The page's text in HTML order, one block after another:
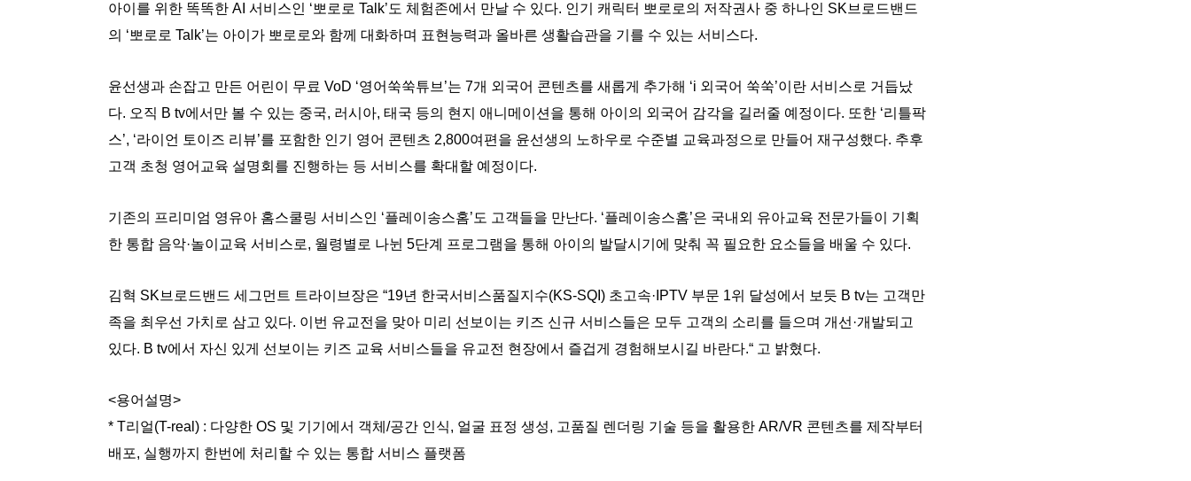
아이를 위한 똑똑한 AI 서비스인 ‘뽀로로 Talk’도 체험존에서 만날 수 있다. 인기 캐릭터 뽀로로의 저작권사 중 하나인 SK브로드밴드
의 ‘뽀로로 Talk’는 아이가 뽀로로와 함께 대화하며 표현능력과 올바른 생활습관을 기를 수 있는 서비스다.
윤선생과 손잡고 만든 어린이 무료 VoD ‘영어쑥쑥튜브’는 7개 외국어 콘텐츠를 새롭게 추가해 ‘i 외국어 쑥쑥’이란 서비스로 거듭났
다. 오직 B tv에서만 볼 수 있는 중국, 러시아, 태국 등의 현지 애니메이션을 통해 아이의 외국어 감각을 길러줄 예정이다. 또한 ‘리틀팍
스’, ‘라이언 토이즈 리뷰’를 포함한 인기 영어 콘텐츠 2,800여편을 윤선생의 노하우로 수준별 교육과정으로 만들어 재구성했다. 추후
고객 초청 영어교육 설명회를 진행하는 등 서비스를 확대할 예정이다.
기존의 프리미엄 영유아 홈스쿨링 서비스인 ‘플레이송스홈’도 고객들을 만난다. ‘플레이송스홈’은 국내외 유아교육 전문가들이 기획
한 통합 음악·놀이교육 서비스로, 월령별로 나뉜 5단계 프로그램을 통해 아이의 발달시기에 맞춰 꼭 필요한 요소들을 배울 수 있다.
김혁 SK브로드밴드 세그먼트 트라이브장은 “19년 한국서비스품질지수(KS-SQI) 초고속·IPTV 부문 1위 달성에서 보듯 B tv는 고객만
족을 최우선 가치로 삼고 있다. 이번 유교전을 맞아 미리 선보이는 키즈 신규 서비스들은 모두 고객의 소리를 들으며 개선·개발되고
있다. B tv에서 자신 있게 선보이는 키즈 교육 서비스들을 유교전 현장에서 즐겁게 경험해보시길 바란다.“ 고 밝혔다.
<용어설명>
* T리얼(T-real) : 다양한 OS 및 기기에서 객체/공간 인식, 얼굴 표정 생성, 고품질 렌더링 기술 등을 활용한 AR/VR 콘텐츠를 제작부터
배포, 실행까지 한번에 처리할 수 있는 통합 서비스 플랫폼